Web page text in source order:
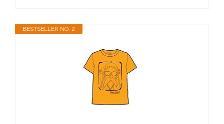
BESTSELLER NO. 2